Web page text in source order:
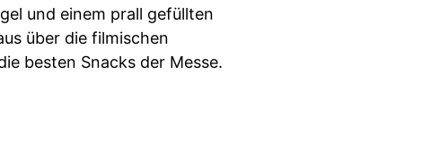
und einem prall gefüllten
über die filmischen
besten Snacks der Messe.